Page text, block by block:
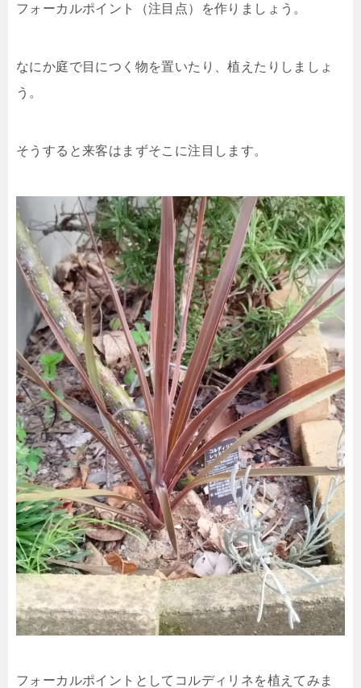
フォーカルポイント（注目点）を作りましょう。
なにか庭で目につく物を置いたり、植えたりしましょ
う。
そうすると来客はまずそこに注目します。
フォーカルポイントとしてコルディリネを植えてみま